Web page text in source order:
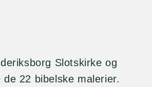
Slotskirke og
22 bibelske malerier.